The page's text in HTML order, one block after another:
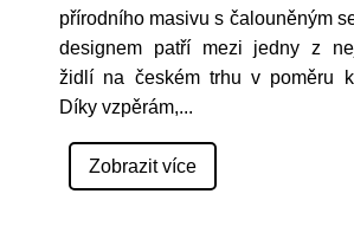
přírodního masivu s čalouněným
designem patří mezi jedny z
židlí na českém trhu v poměru
Díky vzpěrám,...
Zobrazit více